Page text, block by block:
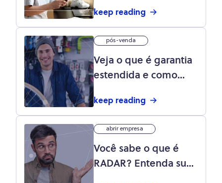
keep reading
pós-venda
Veja o que é garantia
estendida e como
virtual e física
keep reading
abrir empresa
Você sabe o que é
RADAR? Entenda sua